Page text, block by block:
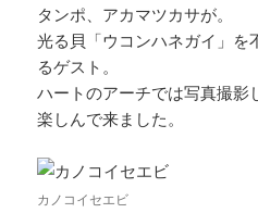
タンポ、アカマツカサが。
光る貝「ウコンハネガイ」を
るゲスト。
ハートのアーチでは写真撮影
楽しんで来ました。
カノコイセエビ